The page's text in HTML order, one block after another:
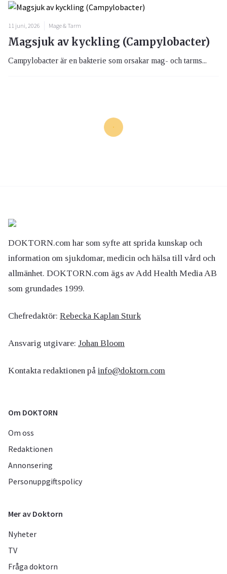
11 juni, 2026 Mage & Tarm
Magsjuk av kyckling (Campylobacter)
Campylobacter är en bakterie som orsakar mag- och tarms...
DOKTORN.com har som syfte att sprida kunskap och
information om sjukdomar, medicin och hälsa till vård och
allmänhet. DOKTORN.com ägs av Add Health Media AB
som grundades 1999.
Chefredaktör: Rebecka Kaplan Sturk
Ansvarig utgivare: Johan Bloom
Kontakta redaktionen på info@doktorn.com
Om DOKTORN
Om oss
Redaktionen
Annonsering
Personuppgiftspolicy
Mer av Doktorn
Nyheter
TV
Fråga doktorn